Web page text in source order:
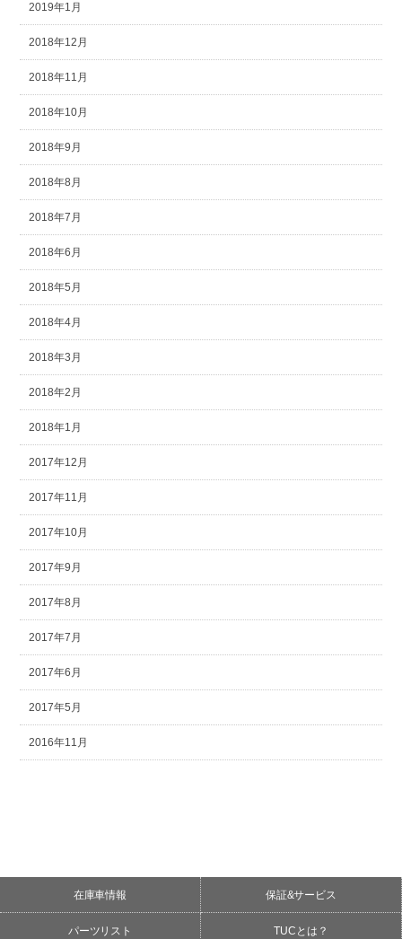
2019年1月
2018年12月
2018年11月
2018年10月
2018年9月
2018年8月
2018年7月
2018年6月
2018年5月
2018年4月
2018年3月
2018年2月
2018年1月
2017年12月
2017年11月
2017年10月
2017年9月
2017年8月
2017年7月
2017年6月
2017年5月
2016年11月
在庫車情報 保証&サービス
パーツリスト TUCとは？